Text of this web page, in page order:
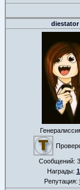
diestator
Сообщений:
Награды:
Репутация: